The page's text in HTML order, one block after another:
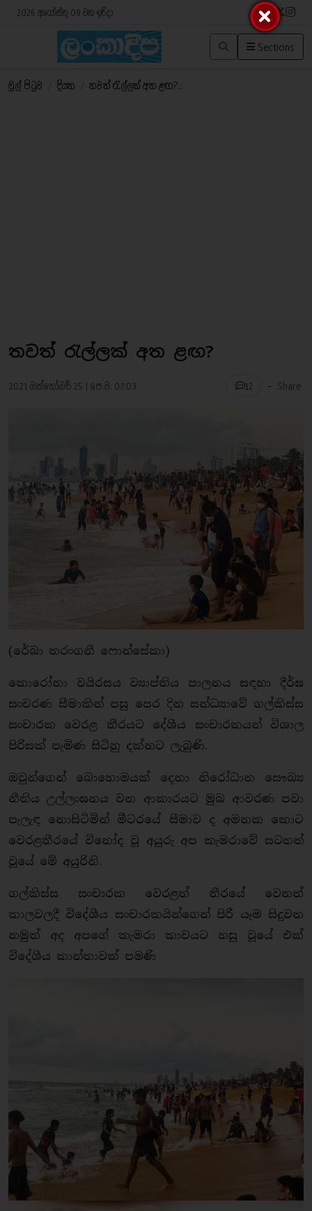
2026 අගෝස්තු 09 වන ඉරිදා
Sections
මුල් පිටුව දියත තවත් රැල්ලක් අත ළඟ?..
තවත් රැල්ලක් අත ළඟ?
2021 ඔක්තෝබර් 25 | පෙ.ව. 07:03 12 - Share
(රේඛා තරංගනී ෆොන්සේකා)
කොරෝනා වයිරසය ව්‍යාප්තිය පාලනය සඳහා දීර්ඝ
සංචරණ සීමාකින් පසු පෙර දින සන්ධ්‍යාවේ ගල්කිස්ස
සංචාරක වෙරළ තීරයට දේශීය සංචාරකයන් විශාල
පිරිසක් පැමිණ සිටිනු දක්නට ලැබුණි.
ඔවුන්ගෙන් බොහොමයක් දෙනා නිරෝධාන සෞඛ්‍ය
නීතිය උල්ලංඝනය වන ආකාරයට මුඛ ආවරණ පවා
පැලැඳ නොසිටිමින් මීටරයේ සීමාව ද අමතක කොට
වෙරළතීරයේ විනෝද වූ අයුරු අප කැමරාවේ සටහන්
වූයේ මේ අයුරිනි.
ගල්කිස්ස සංචාරක වෙරළත් තීරයේ වෙනත්
කාලවලදී විදේශීය සංචාරකයින්ගෙන් පිරී යෑම සිදුවන
නමුත් අද අපගේ කැමරා කාචයට හසු වූයේ එක්
විදේශීය කාන්තාවක් පමණි